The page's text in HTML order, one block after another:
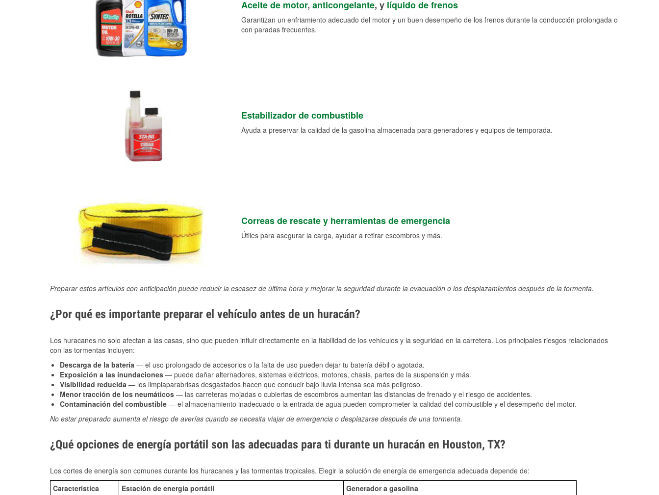
Aceite de motor, anticongelante, y líquido de frenos
Garantizan un enfriamiento adecuado del motor y un buen desempeño de los frenos durante la conducción prolongada o
con paradas frecuentes.
Estabilizador de combustible
Ayuda a preservar la calidad de la gasolina almacenada para generadores y equipos de temporada.
Correas de rescate y herramientas de emergencia
Útiles para asegurar la carga, ayudar a retirar escombros y más.
Preparar estos artículos con anticipación puede reducir la escasez de última hora y mejorar la seguridad durante la evacuación o los desplazamientos después de la tormenta.
¿Por qué es importante preparar el vehículo antes de un huracán?
Los huracanes no solo afectan a las casas, sino que pueden influir directamente en la fiabilidad de los vehículos y la seguridad en la carretera. Los principales riesgos relacionados
con las tormentas incluyen:
Descarga de la batería — el uso prolongado de accesorios o la falta de uso pueden dejar tu batería débil o agotada.
Exposición a las inundaciones — puede dañar alternadores, sistemas eléctricos, motores, chasis, partes de la suspensión y más.
Visibilidad reducida — los limpiaparabrisas desgastados hacen que conducir bajo lluvia intensa sea más peligroso.
Menor tracción de los neumáticos — las carreteras mojadas o cubiertas de escombros aumentan las distancias de frenado y el riesgo de accidentes.
Contaminación del combustible — el almacenamiento inadecuado o la entrada de agua pueden comprometer la calidad del combustible y el desempeño del motor.
No estar preparado aumenta el riesgo de averías cuando se necesita viajar de emergencia o desplazarse después de una tormenta.
¿Qué opciones de energía portátil son las adecuadas para ti durante un huracán en Houston, TX?
Los cortes de energía son comunes durante los huracanes y las tormentas tropicales. Elegir la solución de energía de emergencia adecuada depende de:
Característica
Estación de energía portátil Generador a gasolina